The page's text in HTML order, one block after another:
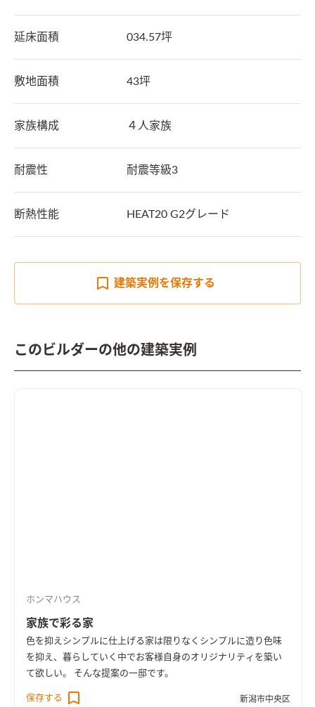
延床面積 034.57坪
敷地面積 43坪
家族構成 ４人家族
耐震性 耐震等級3
断熱性能 HEAT20 G2グレード
建築実例を保存する
このビルダーの他の建築実例
ホンマハウス
家族で彩る家
色を抑えシンプルに仕上げる 家は限りなくシンプルに造り色味
を抑え、暮らしていく中でお客様自身のオリジナリティを築い
て欲しい。 そんな提案の一邸です。
保存する 新潟市中央区